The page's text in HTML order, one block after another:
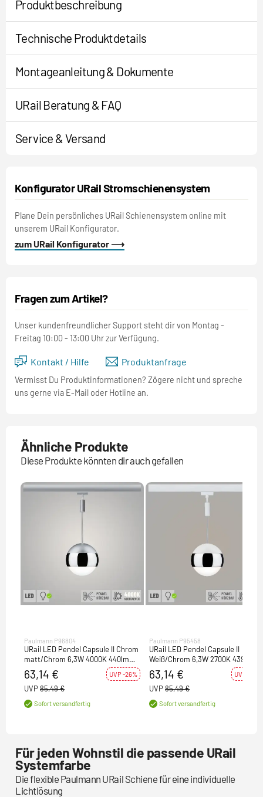
Produktbeschreibung
Technische Produktdetails
Montageanleitung & Dokumente
URail Beratung & FAQ
Service & Versand
Konfigurator URail Stromschienensystem
Plane Dein persönliches URail Schienensystem online mit
unserem URail Konfigurator.
zum URail Konfigurator ⟶
Fragen zum Artikel?
Unser kundenfreundlicher Support steht dir von Montag -
Freitag 10:00 - 13:00 Uhr zur Verfügung.
Kontakt / Hilfe Produktanfrage
Vermisst Du Produktinformationen? Zögere nicht und spreche
uns gerne via E-Mail oder Hotline an.
Ähnliche Produkte
Diese Produkte könnten dir auch gefallen
Paulmann P96804
URail LED Pendel Capsule II Chrom
matt/Chrom 6,3W 4000K 440lm
dimmbar (LED fest verbaut)
63,14 € UVP -26%
UVP 85,49 €
Sofort versandfertig
Paulmann P95458
URail LED Pendel Capsule II
Weiß/Chrom 6,3W 2700K 439lm
dimmbar (LED fest verbaut)
63,14 € UVP -26%
UVP 85,49 €
Sofort versandfertig
Für jeden Wohnstil die passende URail
Systemfarbe
Die flexible Paulmann URail Schiene für eine individuelle
Lichtlösung